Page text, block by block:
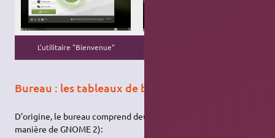
L'utilitaire "Bienvenue"
et
Bureau : les tableaux de bord
D'origine, le bureau comprend deux
manière de GNOME 2):